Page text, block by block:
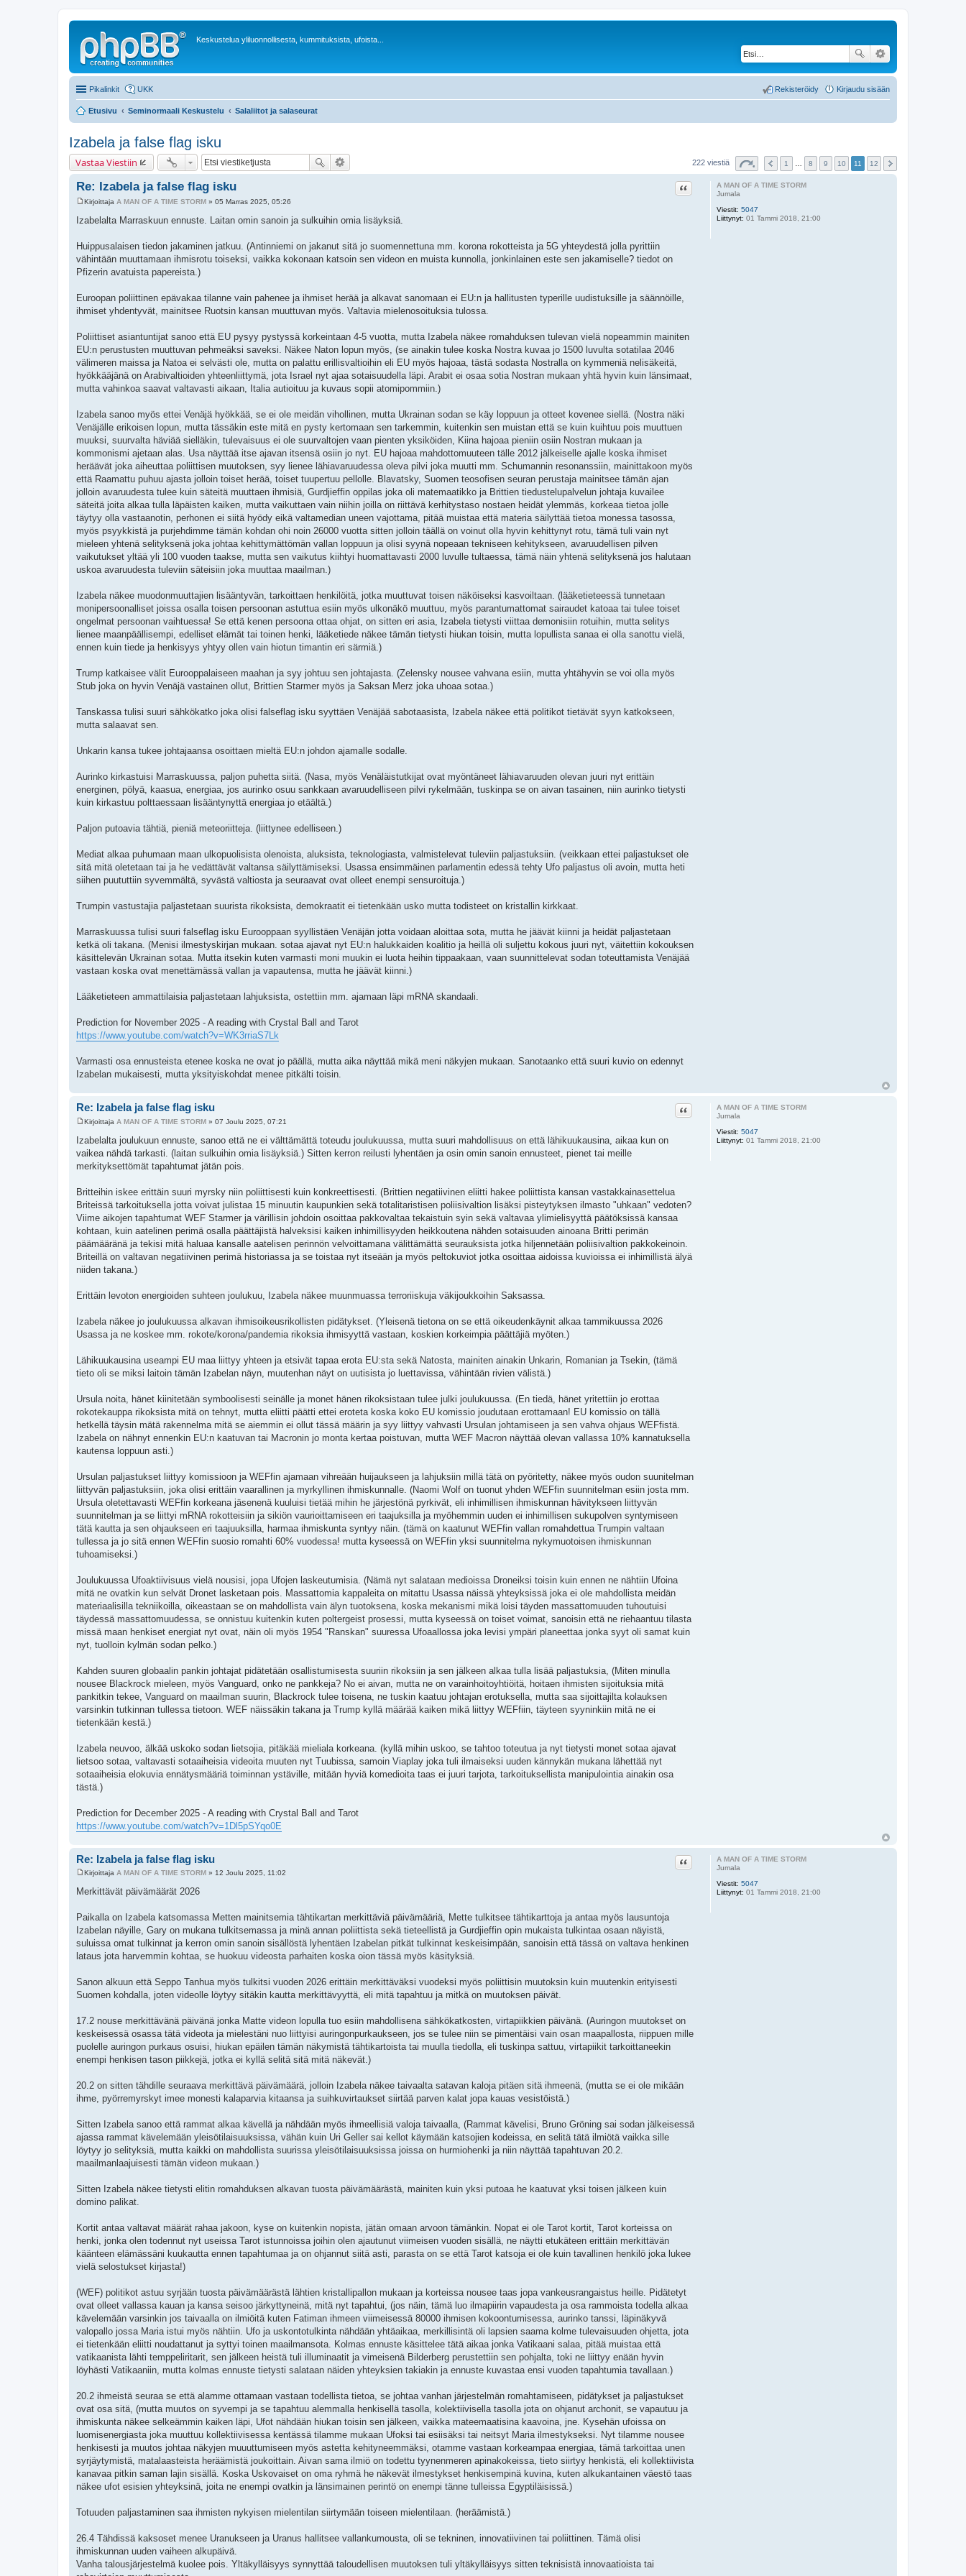
Keskustelua yliluonnollisesta, kummituksista, ufoista...
Pikalinkit UKK Kirjaudu sisään
Rekisteröidy
Etusivu Seminormaali Keskustelu Salaliitot ja salaseurat
Izabela ja false flag isku
Vastaa Viestiin 222 viestiä 1 8 9 10 11 12
A MAN OF A TIME STORM
Jumala
Viestit: 5047
Liittynyt: 01 Tammi 2018, 21:00
Re: Izabela ja false flag isku Lainaa
e
i
Kirjoittaja A MAN OF A TIME STORM » 05 Marras 2025, 05:26
Izabelalta Marraskuun ennuste. Laitan omin sanoin ja sulkuihin omia lisäyksiä.
Huippusalaisen tiedon jakaminen jatkuu. (Antinniemi on jakanut sitä jo suomennettuna mm. korona rokotteista ja 5G yhteydestä jolla pyrittiin
vähintään muuttamaan ihmisrotu toiseksi, vaikka kokonaan katsoin sen videon en muista kunnolla, jonkinlainen este sen jakamiselle? tiedot on
Pfizerin avatuista papereista.)
Euroopan poliittinen epävakaa tilanne vain pahenee ja ihmiset herää ja alkavat sanomaan ei EU:n ja hallitusten typerille uudistuksille ja säännöille,
ihmiset yhdentyvät, mainitsee Ruotsin kansan muuttuvan myös. Valtavia mielenosoituksia tulossa.
Poliittiset asiantuntijat sanoo että EU pysyy pystyssä korkeintaan 4-5 vuotta, mutta Izabela näkee romahduksen tulevan vielä nopeammin mainiten
EU:n perustusten muuttuvan pehmeäksi saveksi. Näkee Naton lopun myös, (se ainakin tulee koska Nostra kuvaa jo 1500 luvulta sotatilaa 2046
välimeren maissa ja Natoa ei selvästi ole, mutta on palattu erillisvaltioihin eli EU myös hajoaa, tästä sodasta Nostralla on kymmeniä nelisäkeitä,
hyökkääjänä on Arabivaltioiden yhteenliittymä, jota Israel nyt ajaa sotaisuudella läpi. Arabit ei osaa sotia Nostran mukaan yhtä hyvin kuin länsimaat,
mutta vahinkoa saavat valtavasti aikaan, Italia autioituu ja kuvaus sopii atomipommiin.)
Izabela sanoo myös ettei Venäjä hyökkää, se ei ole meidän vihollinen, mutta Ukrainan sodan se käy loppuun ja otteet kovenee siellä. (Nostra näki
Venäjälle erikoisen lopun, mutta tässäkin este mitä en pysty kertomaan sen tarkemmin, kuitenkin sen muistan että se kuin kuihtuu pois muuttuen
muuksi, suurvalta häviää sielläkin, tulevaisuus ei ole suurvaltojen vaan pienten yksiköiden, Kiina hajoaa pieniin osiin Nostran mukaan ja
kommonismi ajetaan alas. Usa näyttää itse ajavan itsensä osiin jo nyt. EU hajoaa mahdottomuuteen tälle 2012 jälkeiselle ajalle koska ihmiset
heräävät joka aiheuttaa poliittisen muutoksen, syy lienee lähiavaruudessa oleva pilvi joka muutti mm. Schumannin resonanssiin, mainittakoon myös
että Raamattu puhuu ajasta jolloin toiset herää, toiset tuupertuu pellolle. Blavatsky, Suomen teosofisen seuran perustaja mainitsee tämän ajan
jolloin avaruudesta tulee kuin säteitä muuttaen ihmisiä, Gurdjieffin oppilas joka oli matemaatikko ja Brittien tiedustelupalvelun johtaja kuvailee
säteitä joita alkaa tulla läpäisten kaiken, mutta vaikuttaen vain niihin joilla on riittävä kerhitystaso nostaen heidät ylemmäs, korkeaa tietoa jolle
täytyy olla vastaanotin, perhonen ei siitä hyödy eikä valtamedian uneen vajottama, pitää muistaa että materia säilyttää tietoa monessa tasossa,
myös psyykkistä ja purjehdimme tämän kohdan ohi noin 26000 vuotta sitten jolloin täällä on voinut olla hyvin kehittynyt rotu, tämä tuli vain nyt
mieleen yhtenä selityksenä joka johtaa kehittymättömän vallan loppuun ja olisi syynä nopeaan tekniseen kehitykseen, avaruudellisen pilven
vaikutukset yltää yli 100 vuoden taakse, mutta sen vaikutus kiihtyi huomattavasti 2000 luvulle tultaessa, tämä näin yhtenä selityksenä jos halutaan
uskoa avaruudesta tuleviin säteisiin joka muuttaa maailman.)
Izabela näkee muodonmuuttajien lisääntyvän, tarkoittaen henkilöitä, jotka muuttuvat toisen näköiseksi kasvoiltaan. (lääketieteessä tunnetaan
monipersoonalliset joissa osalla toisen persoonan astuttua esiin myös ulkonäkö muuttuu, myös parantumattomat sairaudet katoaa tai tulee toiset
ongelmat persoonan vaihtuessa! Se että kenen persoona ottaa ohjat, on sitten eri asia, Izabela tietysti viittaa demonisiin rotuihin, mutta selitys
lienee maanpäällisempi, edelliset elämät tai toinen henki, lääketiede näkee tämän tietysti hiukan toisin, mutta lopullista sanaa ei olla sanottu vielä,
ennen kuin tiede ja henkisyys yhtyy ollen vain hiotun timantin eri särmiä.)
Trump katkaisee välit Eurooppalaiseen maahan ja syy johtuu sen johtajasta. (Zelensky nousee vahvana esiin, mutta yhtähyvin se voi olla myös
Stub joka on hyvin Venäjä vastainen ollut, Brittien Starmer myös ja Saksan Merz joka uhoaa sotaa.)
Tanskassa tulisi suuri sähkökatko joka olisi falseflag isku syyttäen Venäjää sabotaasista, Izabela näkee että politikot tietävät syyn katkokseen,
mutta salaavat sen.
Unkarin kansa tukee johtajaansa osoittaen mieltä EU:n johdon ajamalle sodalle.
Aurinko kirkastuisi Marraskuussa, paljon puhetta siitä. (Nasa, myös Venäläistutkijat ovat myöntäneet lähiavaruuden olevan juuri nyt erittäin
energinen, pölyä, kaasua, energiaa, jos aurinko osuu sankkaan avaruudelliseen pilvi rykelmään, tuskinpa se on aivan tasainen, niin aurinko tietysti
kuin kirkastuu polttaessaan lisääntynyttä energiaa jo etäältä.)
Paljon putoavia tähtiä, pieniä meteoriitteja. (liittynee edelliseen.)
Mediat alkaa puhumaan maan ulkopuolisista olenoista, aluksista, teknologiasta, valmistelevat tuleviin paljastuksiin. (veikkaan ettei paljastukset ole
sitä mitä oletetaan tai ja he vedättävät valtansa säilyttämiseksi. Usassa ensimmäinen parlamentin edessä tehty Ufo paljastus oli avoin, mutta heti
siihen puututtiin syvemmältä, syvästä valtiosta ja seuraavat ovat olleet enempi sensuroituja.)
Trumpin vastustajia paljastetaan suurista rikoksista, demokraatit ei tietenkään usko mutta todisteet on kristallin kirkkaat.
Marraskuussa tulisi suuri falseflag isku Eurooppaan syyllistäen Venäjän jotta voidaan aloittaa sota, mutta he jäävät kiinni ja heidät paljastetaan
ketkä oli takana. (Menisi ilmestyskirjan mukaan. sotaa ajavat nyt EU:n halukkaiden koalitio ja heillä oli suljettu kokous juuri nyt, väitettiin kokouksen
käsittelevän Ukrainan sotaa. Mutta itsekin kuten varmasti moni muukin ei luota heihin tippaakaan, vaan suunnittelevat sodan toteuttamista Venäjää
vastaan koska ovat menettämässä vallan ja vapautensa, mutta he jäävät kiinni.)
Lääketieteen ammattilaisia paljastetaan lahjuksista, ostettiin mm. ajamaan läpi mRNA skandaali.
Prediction for November 2025 - A reading with Crystal Ball and Tarot
https://www.youtube.com/watch?v=WK3rriaS7Lk
Varmasti osa ennusteista etenee koska ne ovat jo päällä, mutta aika näyttää mikä meni näkyjen mukaan. Sanotaanko että suuri kuvio on edennyt
Izabelan mukaisesti, mutta yksityiskohdat menee pitkälti toisin.
A MAN OF A TIME STORM
Jumala
Viestit: 5047
Liittynyt: 01 Tammi 2018, 21:00
Re: Izabela ja false flag isku Lainaa
e
s
i
Kirjoittaja A MAN OF A TIME STORM » 07 Joulu 2025, 07:21
Izabelalta joulukuun ennuste, sanoo että ne ei välttämättä toteudu joulukuussa, mutta suuri mahdollisuus on että lähikuukausina, aikaa kun on
vaikea nähdä tarkasti. (laitan sulkuihin omia lisäyksiä.) Sitten kerron reilusti lyhentäen ja osin omin sanoin ennusteet, pienet tai meille
merkityksettömät tapahtumat jätän pois.
Britteihin iskee erittäin suuri myrsky niin poliittisesti kuin konkreettisesti. (Brittien negatiivinen eliitti hakee poliittista kansan vastakkainasettelua
Briteissä tarkoituksella jotta voivat julistaa 15 minuutin kaupunkien sekä totalitaristisen poliisivaltion lisäksi pisteytyksen ilmasto "uhkaan" vedoten?
Viime aikojen tapahtumat WEF Starmer ja värillisin johdoin osoittaa pakkovaltaa tekaistuin syin sekä valtavaa ylimielisyyttä päätöksissä kansaa
kohtaan, kuin aatelinen perimä osalla päättäjistä halveksisi kaiken inhimillisyyden heikkoutena nähden sotaisuuden ainoana Britti perimän
päämääränä ja tekisi mitä haluaa kansalle aatelisen perinnön velvoittamana välittämättä seurauksista jotka hiljennetään poliisivaltion pakkokeinoin.
Briteillä on valtavan negatiivinen perimä historiassa ja se toistaa nyt itseään ja myös peltokuviot jotka osoittaa aidoissa kuvioissa ei inhimillistä älyä
niiden takana.)
Erittäin levoton energioiden suhteen joulukuu, Izabela näkee muunmuassa terroriiskuja väkijoukkoihin Saksassa.
Izabela näkee jo joulukuussa alkavan ihmisoikeusrikollisten pidätykset. (Yleisenä tietona on se että oikeudenkäynit alkaa tammikuussa 2026
Usassa ja ne koskee mm. rokote/korona/pandemia rikoksia ihmisyyttä vastaan, koskien korkeimpia päättäjiä myöten.)
Lähikuukausina useampi EU maa liittyy yhteen ja etsivät tapaa erota EU:sta sekä Natosta, mainiten ainakin Unkarin, Romanian ja Tsekin, (tämä
tieto oli se miksi laitoin tämän Izabelan näyn, muutenhan näyt on uutisista jo luettavissa, vähintään rivien välistä.)
Ursula noita, hänet kiinitetään symboolisesti seinälle ja monet hänen rikoksistaan tulee julki joulukuussa. (En tiedä, hänet yritettiin jo erottaa
rokotekauppa rikoksista mitä on tehnyt, mutta eliitti päätti ettei eroteta koska koko EU komissio joudutaan erottamaan! EU komissio on tällä
hetkellä täysin mätä rakennelma mitä se aiemmin ei ollut tässä määrin ja syy liittyy vahvasti Ursulan johtamiseen ja sen vahva ohjaus WEFfistä.
Izabela on nähnyt ennenkin EU:n kaatuvan tai Macronin jo monta kertaa poistuvan, mutta WEF Macron näyttää olevan vallassa 10% kannatuksella
kautensa loppuun asti.)
Ursulan paljastukset liittyy komissioon ja WEFfin ajamaan vihreään huijaukseen ja lahjuksiin millä tätä on pyöritetty, näkee myös oudon suunitelman
liittyvän paljastuksiin, joka olisi erittäin vaarallinen ja myrkyllinen ihmiskunnalle. (Naomi Wolf on tuonut yhden WEFfin suunnitelman esiin josta mm.
Ursula oletettavasti WEFfin korkeana jäsenenä kuuluisi tietää mihin he järjestönä pyrkivät, eli inhimillisen ihmiskunnan hävitykseen liittyvän
suunnitelman ja se liittyi mRNA rokotteisiin ja sikiön vaurioittamiseen eri taajuksilla ja myöhemmin uuden ei inhimillisen sukupolven syntymiseen
tätä kautta ja sen ohjaukseen eri taajuuksilla, harmaa ihmiskunta syntyy näin. (tämä on kaatunut WEFfin vallan romahdettua Trumpin valtaan
tullessa ja jo sitä ennen WEFfin suosio romahti 60% vuodessa! mutta kyseessä on WEFfin yksi suunnitelma nykymuotoisen ihmiskunnan
tuhoamiseksi.)
Joulukuussa Ufoaktiivisuus vielä nousisi, jopa Ufojen laskeutumisia. (Nämä nyt salataan medioissa Droneiksi toisin kuin ennen ne nähtiin Ufoina
mitä ne ovatkin kun selvät Dronet lasketaan pois. Massattomia kappaleita on mitattu Usassa näissä yhteyksissä joka ei ole mahdollista meidän
materiaalisilla tekniikoilla, oikeastaan se on mahdollista vain älyn tuotoksena, koska mekanismi mikä loisi täyden massattomuuden tuhoutuisi
täydessä massattomuudessa, se onnistuu kuitenkin kuten poltergeist prosessi, mutta kyseessä on toiset voimat, sanoisin että ne riehaantuu tilasta
missä maan henkiset energiat nyt ovat, näin oli myös 1954 "Ranskan" suuressa Ufoaallossa joka levisi ympäri planeettaa jonka syyt oli samat kuin
nyt, tuolloin kylmän sodan pelko.)
Kahden suuren globaalin pankin johtajat pidätetään osallistumisesta suuriin rikoksiin ja sen jälkeen alkaa tulla lisää paljastuksia, (Miten minulla
nousee Blackrock mieleen, myös Vanguard, onko ne pankkeja? No ei aivan, mutta ne on varainhoitoyhtiöitä, hoitaen ihmisten sijoituksia mitä
pankitkin tekee, Vanguard on maailman suurin, Blackrock tulee toisena, ne tuskin kaatuu johtajan erotuksella, mutta saa sijoittajilta kolauksen
varsinkin tutkinnan tullessa tietoon. WEF näissäkin takana ja Trump kyllä määrää kaiken mikä liittyy WEFfiin, täyteen syyninkiin mitä ne ei
tietenkään kestä.)
Izabela neuvoo, älkää uskoko sodan lietsojia, pitäkää mieliala korkeana. (kyllä mihin uskoo, se tahtoo toteutua ja nyt tietysti monet sotaa ajavat
lietsoo sotaa, valtavasti sotaaiheisia videoita muuten nyt Tuubissa, samoin Viaplay joka tuli ilmaiseksi uuden kännykän mukana lähettää nyt
sotaaiheisia elokuvia ennätysmääriä toiminnan ystäville, mitään hyviä komedioita taas ei juuri tarjota, tarkoituksellista manipulointia ainakin osa
tästä.)
Prediction for December 2025 - A reading with Crystal Ball and Tarot
https://www.youtube.com/watch?v=1Dl5pSYqo0E
A MAN OF A TIME STORM
Jumala
Viestit: 5047
Liittynyt: 01 Tammi 2018, 21:00
Re: Izabela ja false flag isku Lainaa
e
i
Kirjoittaja A MAN OF A TIME STORM » 12 Joulu 2025, 11:02
Merkittävät päivämäärät 2026
Paikalla on Izabela katsomassa Metten mainitsemia tähtikartan merkittäviä päivämääriä, Mette tulkitsee tähtikarttoja ja antaa myös lausuntoja
Izabelan näyille, Gary on mukana tulkitsemassa ja minä annan poliittista sekä tieteellistä ja Gurdjieffin opin mukaista tulkintaa osaan näyistä,
suluissa omat tulkinnat ja kerron omin sanoin sisällöstä lyhentäen Izabelan pitkät tulkinnat keskeisimpään, sanoisin että tässä on valtava henkinen
lataus jota harvemmin kohtaa, se huokuu videosta parhaiten koska oion tässä myös käsityksiä.
Sanon alkuun että Seppo Tanhua myös tulkitsi vuoden 2026 erittäin merkittäväksi vuodeksi myös poliittisin muutoksin kuin muutenkin erityisesti
Suomen kohdalla, joten videolle löytyy sitäkin kautta merkittävyyttä, eli mitä tapahtuu ja mitkä on muutoksen päivät.
17.2 nouse merkittävänä päivänä jonka Matte videon lopulla tuo esiin mahdollisena sähkökatkosten, virtapiikkien päivänä. (Auringon muutokset on
keskeisessä osassa tätä videota ja mielestäni nuo liittyisi auringonpurkaukseen, jos se tulee niin se pimentäisi vain osan maapallosta, riippuen mille
puolelle auringon purkaus osuisi, hiukan epäilen tämän näkymistä tähtikartoista tai muulla tiedolla, eli tuskinpa sattuu, virtapiikit tarkoittaneekin
enempi henkisen tason piikkejä, jotka ei kyllä selitä sitä mitä näkevät.)
20.2 on sitten tähdille seuraava merkittävä päivämäärä, jolloin Izabela näkee taivaalta satavan kaloja pitäen sitä ihmeenä, (mutta se ei ole mikään
ihme, pyörremyrskyt imee monesti kalaparvia kitaansa ja suihkuvirtaukset siirtää parven kalat jopa kauas vesistöistä.)
Sitten Izabela sanoo että rammat alkaa kävellä ja nähdään myös ihmeellisiä valoja taivaalla, (Rammat kävelisi, Bruno Gröning sai sodan jälkeisessä
ajassa rammat kävelemään yleisötilaisuuksissa, vähän kuin Uri Geller sai kellot käymään katsojien kodeissa, en selitä tätä ilmiötä vaikka sille
löytyy jo selityksiä, mutta kaikki on mahdollista suurissa yleisötilaisuuksissa joissa on hurmiohenki ja niin näyttää tapahtuvan 20.2.
maailmanlaajuisesti tämän videon mukaan.)
Sitten Izabela näkee tietysti elitin romahduksen alkavan tuosta päivämäärästä, mainiten kuin yksi putoaa he kaatuvat yksi toisen jälkeen kuin
domino palikat.
Kortit antaa valtavat määrät rahaa jakoon, kyse on kuitenkin nopista, jätän omaan arvoon tämänkin. Nopat ei ole Tarot kortit, Tarot korteissa on
henki, jonka olen todennut nyt useissa Tarot istunnoissa joihin olen ajautunut viimeisen vuoden sisällä, ne näytti etukäteen erittäin merkittävän
käänteen elämässäni kuukautta ennen tapahtumaa ja on ohjannut siitä asti, parasta on se että Tarot katsoja ei ole kuin tavallinen henkilö joka lukee
vielä selostukset kirjasta!)
(WEF) politikot astuu syrjään tuosta päivämäärästä lähtien kristallipallon mukaan ja korteissa nousee taas jopa vankeusrangaistus heille. Pidätetyt
ovat olleet vallassa kauan ja kansa seisoo järkyttyneinä, mitä nyt tapahtui, (jos näin, tämä luo ilmapiirin vapaudesta ja osa rammoista todella alkaa
kävelemään varsinkin jos taivaalla on ilmiöitä kuten Fatiman ihmeen viimeisessä 80000 ihmisen kokoontumisessa, aurinko tanssi, läpinäkyvä
valopallo jossa Maria istui myös nähtiin. Ufo ja uskontotulkinta nähdään yhtäaikaa, merkillisintä oli lapsien saama kolme tulevaisuuden ohjetta, jota
ei tietenkään eliitti noudattanut ja syttyi toinen maailmansota. Kolmas ennuste käsittelee tätä aikaa jonka Vatikaani salaa, pitää muistaa että
vatikaanista lähti temppeliritarit, sen jälkeen heistä tuli illuminaatit ja vimeisenä Bilderberg perustettiin sen pohjalta, toki ne liittyy enään hyvin
löyhästi Vatikaaniin, mutta kolmas ennuste tietysti salataan näiden yhteyksien takiakin ja ennuste kuvastaa ensi vuoden tapahtumia tavallaan.)
20.2 ihmeistä seuraa se että alamme ottamaan vastaan todellista tietoa, se johtaa vanhan järjestelmän romahtamiseen, pidätykset ja paljastukset
ovat osa sitä, (mutta muutos on syvempi ja se tapahtuu alemmalla henkisellä tasolla, kolektiivisella tasolla jota on ohjanut archonit, se vapautuu ja
ihmiskunta näkee selkeämmin kaiken läpi, Ufot nähdään hiukan toisin sen jälkeen, vaikka mateemaatisina kaavoina, jne. Kysehän ufoissa on
luomisenergiasta joka muuttuu kollektiivisessa kentässä tilamme mukaan Ufoksi tai esiisäksi tai neitsyt Maria ilmestykseksi. Nyt tilamme nousee
henkisesti ja muutos johtaa näkyjen muuuttumiseen myös astetta kehityneemmäksi, otamme vastaan korkeampaa energiaa, tämä tarkoittaa unen
syrjäytymistä, matalaasteista heräämistä joukoittain. Aivan sama ilmiö on todettu tyynenmeren apinakokeissa, tieto siirtyy henkistä, eli kollektiivista
kanavaa pitkin saman lajin sisällä. Koska Uskovaiset on oma ryhmä he näkevät ilmestykset henkisempinä kuvina, kuten alkukantainen väestö taas
näkee ufot esisien yhteyksinä, joita ne enempi ovatkin ja länsimainen perintö on enempi tänne tulleissa Egyptiläisissä.)
Totuuden paljastaminen saa ihmisten nykyisen mielentilan siirtymään toiseen mielentilaan. (heräämistä.)
26.4 Tähdissä kaksoset menee Uranukseen ja Uranus hallitsee vallankumousta, oli se tekninen, innovatiivinen tai poliittinen. Tämä olisi
ihmiskunnan uuden vaiheen alkupäivä.
Vanha talousjärjestelmä kuolee pois. Yltäkylläisyys synnyttää taloudellisen muutoksen tuli yltäkylläisyys sitten teknisistä innovaatioista tai